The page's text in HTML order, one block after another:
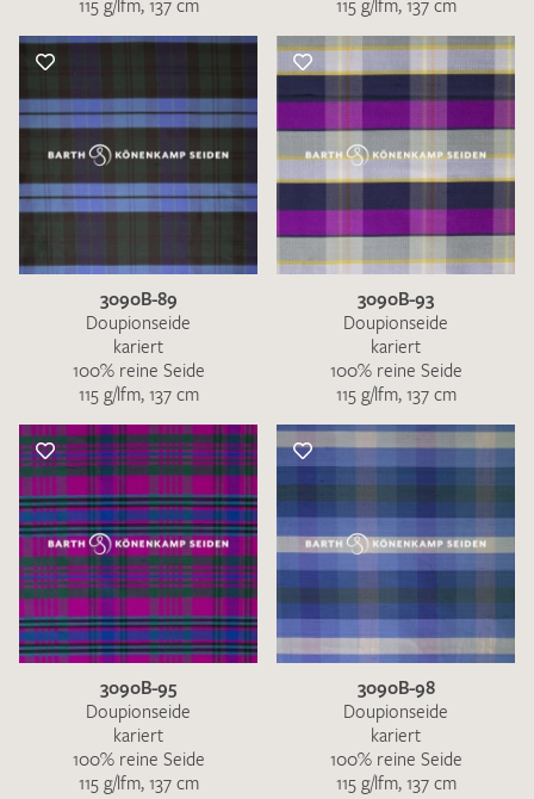
115 g/lfm, 137 cm 115 g/lfm, 137 cm
3090B-89
Doupionseide
kariert
100% reine Seide
115 g/lfm, 137 cm
3090B-93
Doupionseide
kariert
100% reine Seide
115 g/lfm, 137 cm
3090B-95
Doupionseide
kariert
100% reine Seide
115 g/lfm, 137 cm
3090B-98
Doupionseide
kariert
100% reine Seide
115 g/lfm, 137 cm